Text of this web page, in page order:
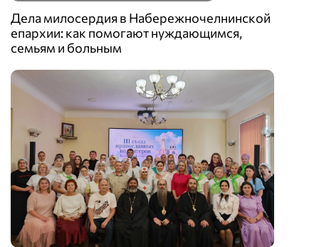
Дела милосердия в Набережночелнинской
епархии: как помогают нуждающимся,
семьям и больным